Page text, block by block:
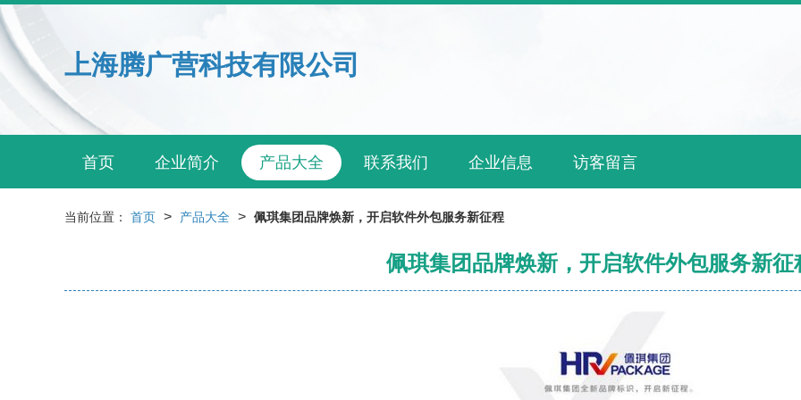
上海腾广营科技有限公司
首页 企业简介 产品大全 联系我们 企业信息 访客留言
当前位置： 首页 > 产品大全 > 佩琪集团品牌焕新，开启软件外包服务新征程
佩琪集团品牌焕新，开启软件外包服务新征